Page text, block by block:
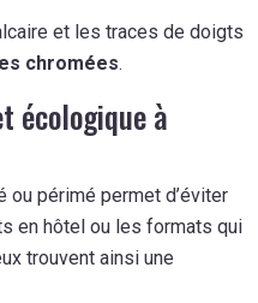
et les traces de doigts
chromées.
écologique à
ou périmé permet d’éviter
en hôtel ou les formats qui
trouvent ainsi une